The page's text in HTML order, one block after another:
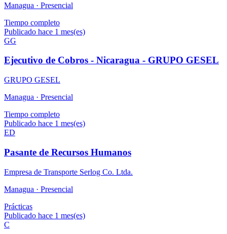
Managua · Presencial
Tiempo completo
Publicado hace 1 mes(es)
GG
Ejecutivo de Cobros - Nicaragua - GRUPO GESEL
GRUPO GESEL
Managua · Presencial
Tiempo completo
Publicado hace 1 mes(es)
ED
Pasante de Recursos Humanos
Empresa de Transporte Serlog Co. Ltda.
Managua · Presencial
Prácticas
Publicado hace 1 mes(es)
C